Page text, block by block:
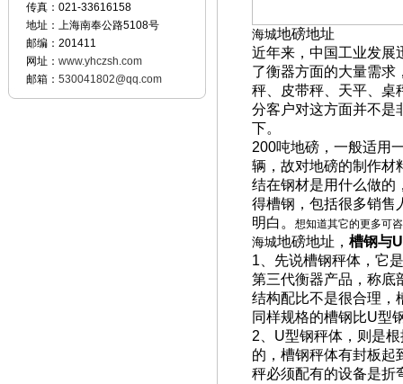
传真：021-33616158
地址：上海南奉公路5108号
邮编：201411
网址： www.yhczsh.com
邮箱： 530041802@qq.com
海城地磅地址
近年来，中国工业发展
了衡器方面的大量需求
秤、皮带秤、天平、桌
分客户对这方面并不是
下。
200吨地磅，一般适用
辆，故对地磅的制作材
结在钢材是用什么做的
得槽钢，包括很多销售
明白。
想知道其它的更多可
海城地磅地址， 槽钢与U
1 、先说槽钢秤体，它
第三代衡器产品，称底
结构配比不是很合理，
同样规格的槽钢比U型
2
U型钢秤体，则是
的，槽钢秤体有封板起
秤必须配有的设备是折